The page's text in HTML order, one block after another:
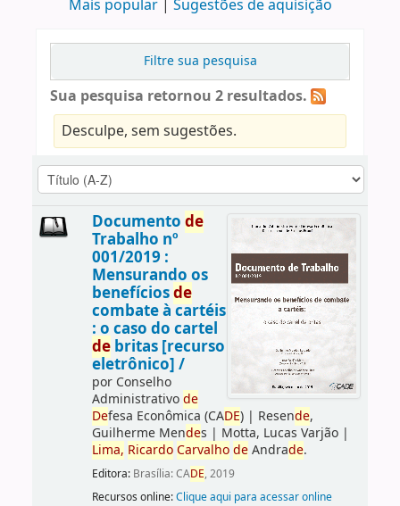
Mais popular
Sugestões de aquisição
Filtre sua pesquisa
Sua pesquisa retornou 2 resultados.
Desculpe, sem sugestões.
Documento de
Trabalho nº
001/2019 :
Mensurando os
benefíciosde
combate à cartéis
: o caso do cartel
debritas [recurso
eletrônico] /
por Conselho
Administrativode
Defesa Econômica (CADE)| Resende,
Guilherme Mendes | Motta, Lucas Varjão|
Lima, Ricardo Carvalho deAndrade.
Editora: Brasília: CADE, 2019
Recursos online:Clique aqui para acessar online